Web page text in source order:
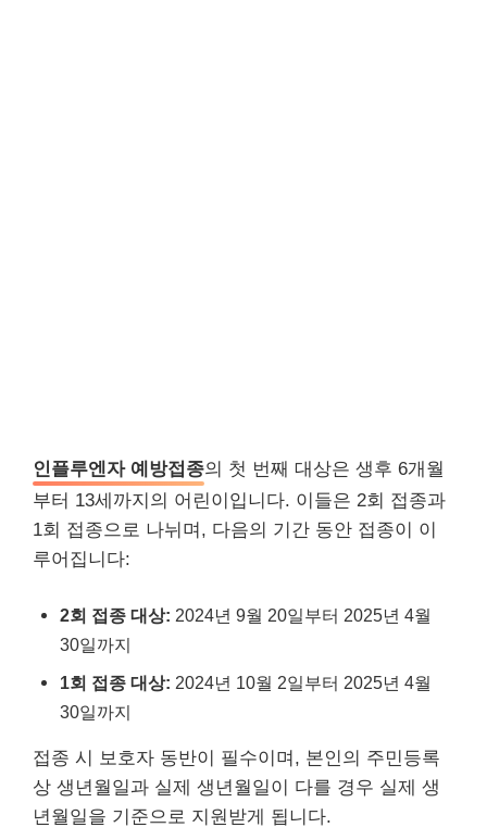
인플루엔자 예방접종의 첫 번째 대상은 생후 6개월
부터 13세까지의 어린이입니다. 이들은 2회 접종과
1회 접종으로 나뉘며, 다음의 기간 동안 접종이 이
루어집니다:
2회 접종 대상: 2024년 9월 20일부터 2025년 4월
30일까지
1회 접종 대상: 2024년 10월 2일부터 2025년 4월
30일까지
접종 시 보호자 동반이 필수이며, 본인의 주민등록
상 생년월일과 실제 생년월일이 다를 경우 실제 생
년월일을 기준으로 지원받게 됩니다.